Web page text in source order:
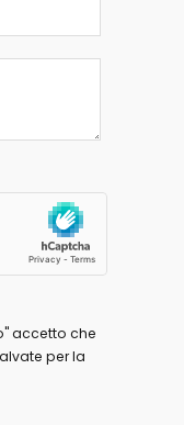
accetto che
per la